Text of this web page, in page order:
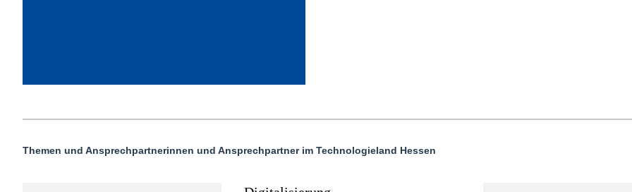
Themen und Ansprechpartnerinnen und Ansprechpartner im Technologieland Hessen